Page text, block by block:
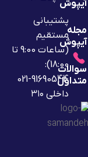
آیپوش
مجله
آیپوش
سوالات
متداول
پشتیبانی
مستقیم
(ساعات 9:00 تا
18:00):
91690544-021
داخلی ۳۱۰